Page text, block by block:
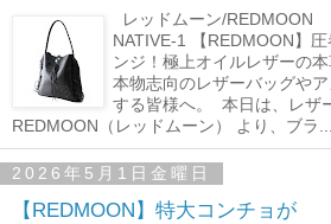
レッドムーン/
NATIVE-1 【REDMOON】
ンジ！極上オイルレザーの
本物志向のレザーバッグや
する皆様へ。 本日は、レザ
REDMOON（レッドムーン） より、ブラ...
2026年5月1日金曜日
【REDMOON】特大コンチョが